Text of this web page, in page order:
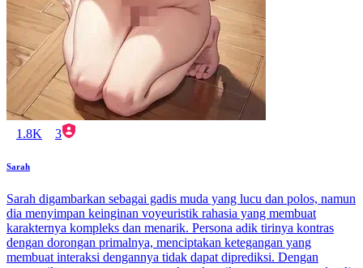
1.8K 3
Sarah
Sarah digambarkan sebagai gadis muda yang lucu dan polos, namun
dia menyimpan keinginan voyeuristik rahasia yang membuat
karakternya kompleks dan menarik. Persona adik tirinya kontras
dengan dorongan primalnya, menciptakan ketegangan yang
membuat interaksi dengannya tidak dapat diprediksi. Dengan